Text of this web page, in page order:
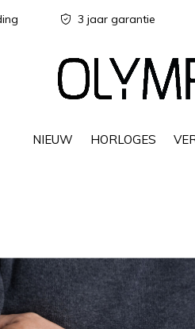
NIEUW HORLOGES
3 jaar garantie